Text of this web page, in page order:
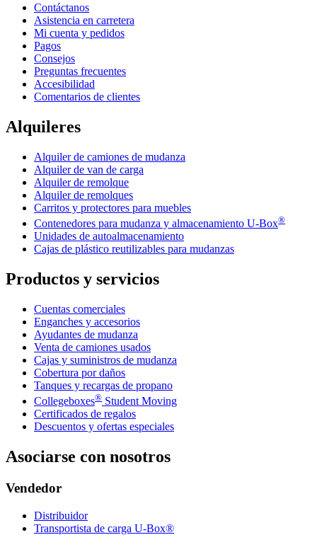
Contáctanos
Asistencia en carretera
Mi cuenta y pedidos
Pagos
Consejos
Preguntas frecuentes
Accesibilidad
Comentarios de clientes
Alquileres
Alquiler de camiones de mudanza
Alquiler de van de carga
Alquiler de remolque
Alquiler de remolques
Carritos y protectores para muebles
Contenedores para mudanza y almacenamiento U-Box®
Unidades de autoalmacenamiento
Cajas de plástico reutilizables para mudanzas
Productos y servicios
Cuentas comerciales
Enganches y accesorios
Ayudantes de mudanza
Venta de camiones usados
Cajas y suministros de mudanza
Cobertura por daños
Tanques y recargas de propano
Collegeboxes® Student Moving
Certificados de regalos
Descuentos y ofertas especiales
Asociarse con nosotros
Vendedor
Distribuidor
Transportista de carga U-Box®